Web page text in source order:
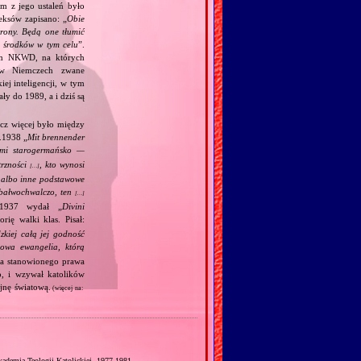
z jego ustaleń było
zapisano: „ Obie
Będą one tłumić
w tym celu”.
NKWD, na których
Niemczech zwane
inteligencji, w tym
do 1989, a i dziś są
więcej było między
„
Mit brennender
starogermańsko —
[…]
, kto wynosi
inne podstawowe
ten
[…]
wydał „
Divini
walki klas. Pisał:
całą jej godność
ewangelia, którą
stanowionego prawa
i wzywał katolików
światową. (więcej na: